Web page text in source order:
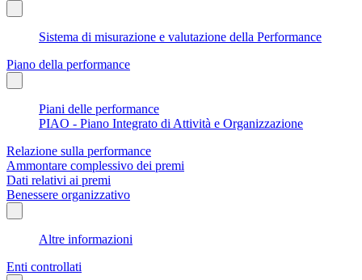
Sistema di misurazione e valutazione della Performance
Piano della performance
Piani delle performance
PIAO - Piano Integrato di Attività e Organizzazione
Relazione sulla performance
Ammontare complessivo dei premi
Dati relativi ai premi
Benessere organizzativo
Altre informazioni
Enti controllati